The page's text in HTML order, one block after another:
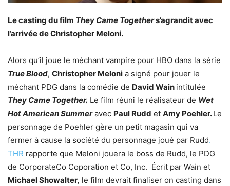
Le casting du film They Came Togethers’agrandit avec
l’arrivée de Christopher Meloni.
Alors qu’il joue le méchant vampire pour HBO dans la série
True Blood, Christopher Meloni a signé pour jouer le
méchant PDG dans la comédie de David Wain intitulée
They Came Together. Le film réuni le réalisateur de Wet
Hot American Summeravec Paul Rudd et Amy Poehler.Le
personnage de Poehler gère un petit magasin qui va
fermer à cause la société du personnage joué par Rudd.
THR rapporte que Meloni jouera le boss de Rudd, le PDG
de CorporateCo Coporation et Co, Inc. Écrit par Wain et
Michael Showalter, le film devrait finaliser on casting dans